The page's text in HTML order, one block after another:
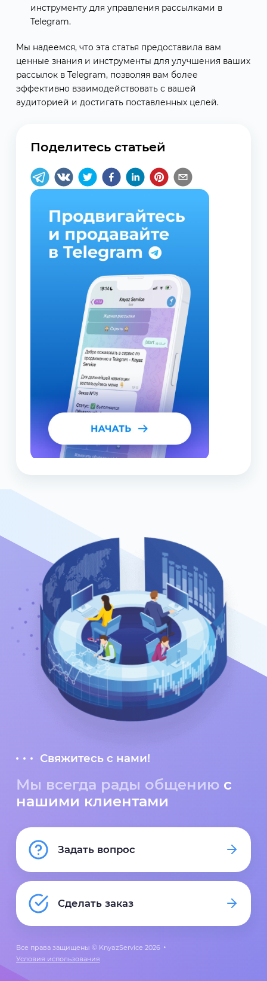
инструменту для управления рассылками в
Telegram.
Мы надеемся, что эта статья предоставила вам
ценные знания и инструменты для улучшения ваших
рассылок в Telegram, позволяя вам более
эффективно взаимодействовать с вашей
аудиторией и достигать поставленных целей.
Поделитесь статьей
Свяжитесь с нами!
Мы всегда рады общению с
нашими клиентами
Задать вопрос
Сделать заказ
Все права защищены © KnyazService 2026
Условия использования